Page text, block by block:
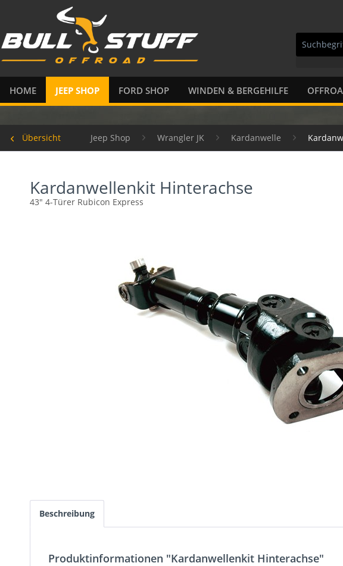
HOME JEEP SHOP FORD SHOP WINDEN & BERGEHILFE
Übersicht Jeep Shop Wrangler JK Kardanwelle
Kardanwellenkit Hinterachse
43" 4-Türer Rubicon Express
Beschreibung
Produktinformationen "Kardanwellenkit Hinterachse"